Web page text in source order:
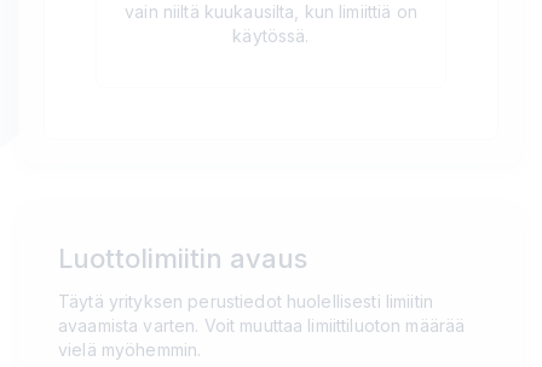
vain niiltä kuukausilta, kun limiittiä on
käytössä.
Luottolimiitin avaus
Täytä yrityksen perustiedot huolellisesti limiitin
avaamista varten. Voit muuttaa limiittiluoton määrää
vielä myöhemmin.